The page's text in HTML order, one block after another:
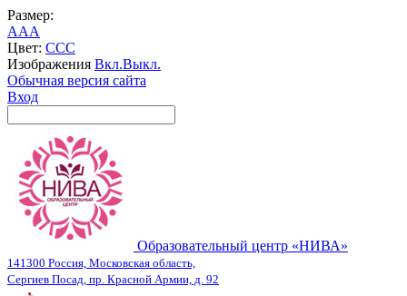
Размер:
AAA
Цвет: CCC
Изображения Вкл.Выкл.
Обычная версия сайта
Вход
Образовательный центр «НИВА»
141300 Россия, Московская область,
Сергиев Посад, пр. Красной Армии, д. 92